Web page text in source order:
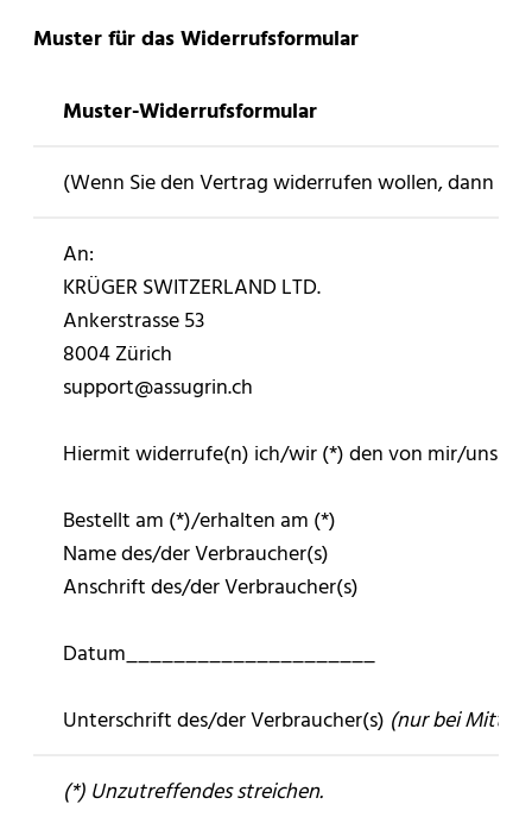
Muster für das Widerrufsformular
Muster-Widerrufsformular
(Wenn Sie den Vertrag widerrufen wollen, dann
An:
KRÜGER SWITZERLAND LTD.
Ankerstrasse 53
8004 Zürich
support@assugrin.ch
Hiermit widerrufe(n) ich/wir (*) den von mir/uns (*)
Bestellt am (*)/erhalten am (*)
Name des/der Verbraucher(s)
Anschrift des/der Verbraucher(s)
Datum_____________________
Unterschrift des/der Verbraucher(s) (nur bei
(*) Unzutreffendes streichen.